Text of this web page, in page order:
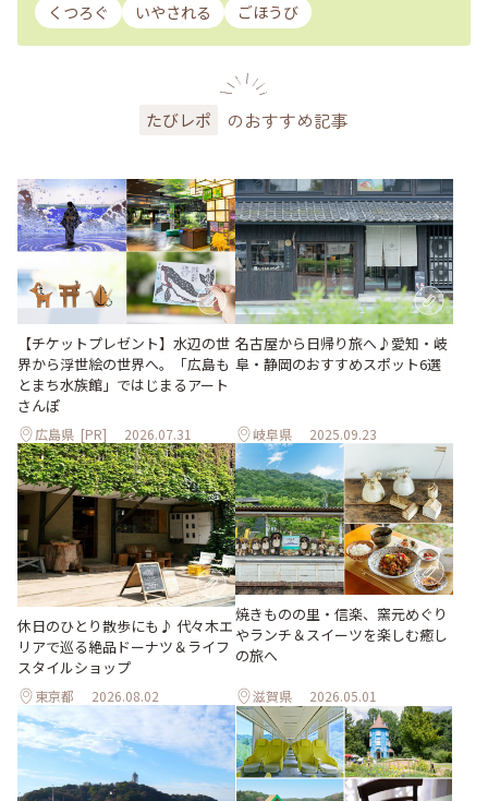
くつろぐ
いやされる ごほうび
たびレポ のおすすめ記事
【チケットプレゼント】水辺の世
界から浮世絵の世界へ。「広島も
とまち水族館」ではじまるアート
さんぽ
広島県 [PR] 2026.07.31
名古屋から日帰り旅へ♪愛知・岐
阜・静岡のおすすめスポット6選
岐阜県 2025.09.23
休日のひとり散歩にも♪ 代々木エ
リアで巡る絶品ドーナツ＆ライフ
スタイルショップ
東京都 2026.08.02
焼きものの里・信楽、窯元めぐり
やランチ＆スイーツを楽しむ癒し
の旅へ
滋賀県 2026.05.01